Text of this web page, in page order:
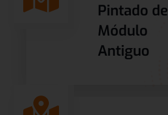
Pintado de
Módulo
Antiguo